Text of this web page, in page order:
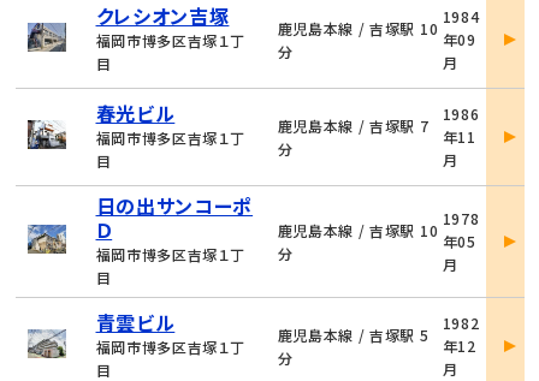
クレシオン吉塚
福岡市博多区吉塚１丁
目
鹿児島本線 / 吉塚駅 10
分
1984
年09
月
詳
春光ビル
福岡市博多区吉塚１丁
目
鹿児島本線 / 吉塚駅 7
分
1986
年11
月
詳
日の出サンコーポ
Ｄ
福岡市博多区吉塚１丁
目
鹿児島本線 / 吉塚駅 10
分
1978
年05
月
詳
青雲ビル
福岡市博多区吉塚１丁
目
鹿児島本線 / 吉塚駅 5
分
1982
年12
月
詳